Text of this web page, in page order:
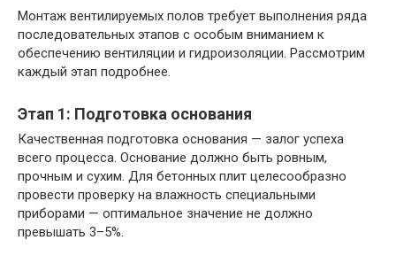
Монтаж вентилируемых полов требует выполнения ряда
последовательных этапов с особым вниманием к
обеспечению вентиляции и гидроизоляции. Рассмотрим
каждый этап подробнее.
Этап 1: Подготовка основания
Качественная подготовка основания — залог успеха
всего процесса. Основание должно быть ровным,
прочным и сухим. Для бетонных плит целесообразно
провести проверку на влажность специальными
приборами — оптимальное значение не должно
превышать 3–5%.